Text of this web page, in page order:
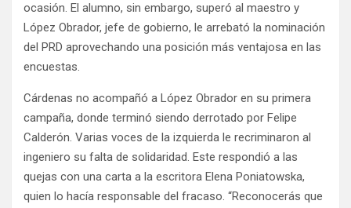
ocasión. El alumno, sin embargo, superó al maestro y
López Obrador, jefe de gobierno, le arrebató la nominación
del PRD aprovechando una posición más ventajosa en las
encuestas.
Cárdenas no acompañó a López Obrador en su primera
campaña, donde terminó siendo derrotado por Felipe
Calderón. Varias voces de la izquierda le recriminaron al
ingeniero su falta de solidaridad. Este respondió a las
quejas con una carta a la escritora Elena Poniatowska,
quien lo hacía responsable del fracaso. “Reconocerás que